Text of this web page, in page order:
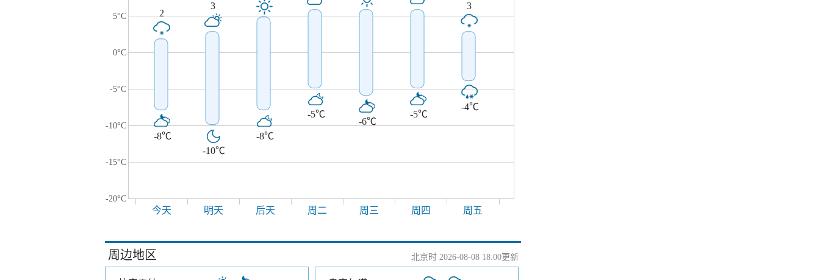
5°C
0°C
-5°C
-10°C
-15°C
-20°C
2
-8℃
3
-10℃
-8℃
-5℃
-6℃
-5℃
3
-4℃
今天 明天 后天 周二 周三 周四 周五
周边地区 北京时 2026-08-08 18:00更新